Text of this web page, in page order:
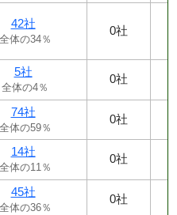
42社
全体の34％
0社
5社
全体の4％
0社
74社
全体の59％
0社
14社
全体の11％
0社
45社
全体の36％
0社